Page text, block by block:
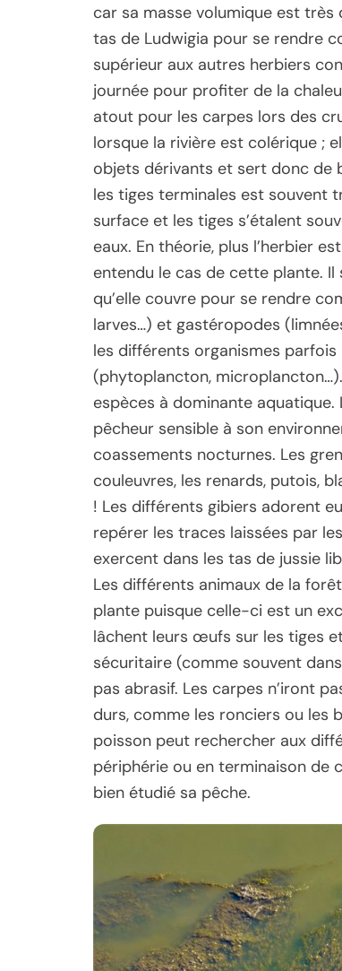
car sa masse volumique est très
tas de Ludwigia pour se rendre
supérieur aux autres herbiers
journée pour profiter de la
atout pour les carpes lors des
lorsque la rivière est colérique ;
objets dérivants et sert donc de
les tiges terminales est souvent
surface et les tiges s’étalent
eaux. En théorie, plus l’herbier
entendu le cas de cette plante.
qu’elle couvre pour se rendre
larves…) et gastéropodes
les différents organismes
(phytoplancton,
espèces à dominante
pêcheur sensible à son
coassements nocturnes. Les
couleuvres, les renards, putois,
! Les différents gibiers adorent
repérer les traces laissées par
exercent dans les tas de jussie
Les différents animaux de la
plante puisque celle-ci est un
lâchent leurs œufs sur les tiges
sécuritaire (comme souvent
pas abrasif. Les carpes n’iront
durs, comme les ronciers ou les
poisson peut rechercher aux
périphérie ou en terminaison de
bien étudié sa pêche.